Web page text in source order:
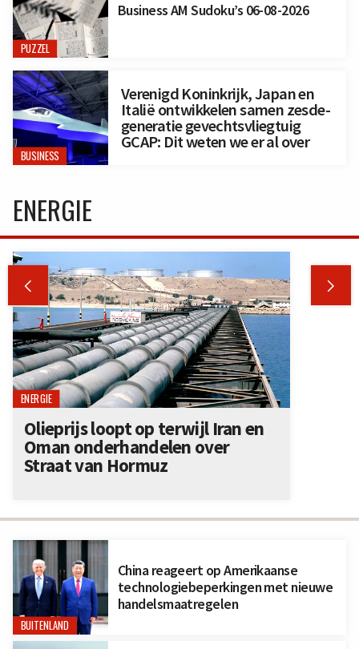
PUZZEL
Business AM Sudoku’s 06-08-2026
BUSINESS
Verenigd Koninkrijk, Japan en
Italië ontwikkelen samen zesde-
generatie gevechtsvliegtuig
GCAP: Dit weten we er al over
BUITENLAND
China reageert op Amerikaanse
technologiebeperkingen met nieuwe
handelsmaatregelen
ENERGIE
 
ENERGIE
Olieprijs loopt op terwijl Iran en
Oman onderhandelen over
Straat van Hormuz